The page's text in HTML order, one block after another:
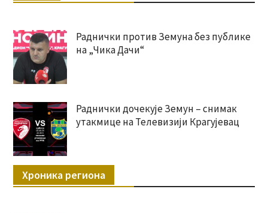
Раднички против Земуна без публике
на „Чика Дачи“
Раднички дочекује Земун – снимак
утакмице на Телевизији Крагујевац
Хроника региона